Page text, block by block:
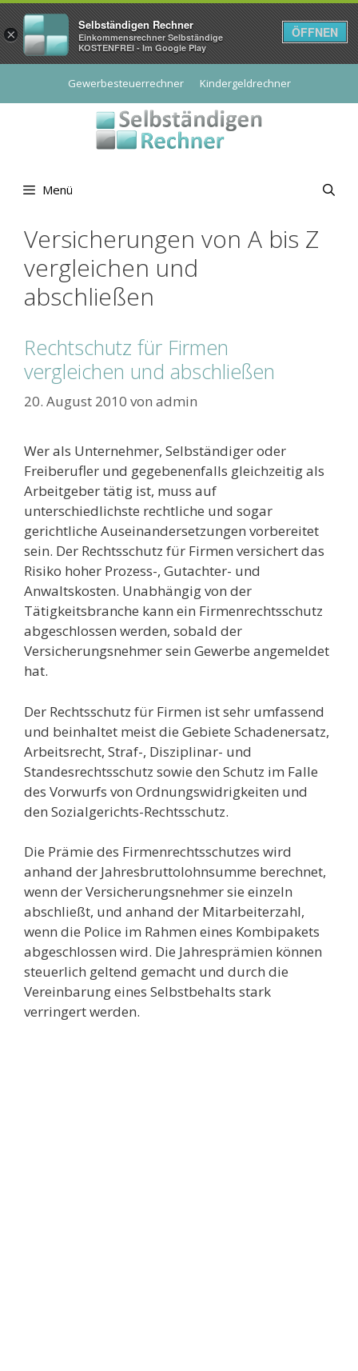
Gewerbesteuerrechner Kindergeldrechner
Menü
Versicherungen von A bis Z
vergleichen und
abschließen
Rechtschutz für Firmen
vergleichen und abschließen
20. August 2010 von admin
Wer als Unternehmer, Selbständiger oder
Freiberufler und gegebenenfalls gleichzeitig als
Arbeitgeber tätig ist, muss auf
unterschiedlichste rechtliche und sogar
gerichtliche Auseinandersetzungen vorbereitet
sein. Der Rechtsschutz für Firmen versichert das
Risiko hoher Prozess-, Gutachter- und
Anwaltskosten. Unabhängig von der
Tätigkeitsbranche kann ein Firmenrechtsschutz
abgeschlossen werden, sobald der
Versicherungsnehmer sein Gewerbe angemeldet
hat.
Der Rechtsschutz für Firmen ist sehr umfassend
und beinhaltet meist die Gebiete Schadenersatz,
Arbeitsrecht, Straf-, Disziplinar- und
Standesrechtsschutz sowie den Schutz im Falle
des Vorwurfs von Ordnungswidrigkeiten und
den Sozialgerichts-Rechtsschutz.
Die Prämie des Firmenrechtsschutzes wird
anhand der Jahresbruttolohnsumme berechnet,
wenn der Versicherungsnehmer sie einzeln
abschließt, und anhand der Mitarbeiterzahl,
wenn die Police im Rahmen eines Kombipakets
abgeschlossen wird. Die Jahresprämien können
steuerlich geltend gemacht und durch die
Vereinbarung eines Selbstbehalts stark
verringert werden.
×
Selbständigen Rechner
Einkommensrechner Selbständige
KOSTENFREI - Im Google Play
ÖFFNEN